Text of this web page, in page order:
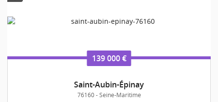
139 000 €
Saint-Aubin-Épinay
76160 - Seine-Maritime